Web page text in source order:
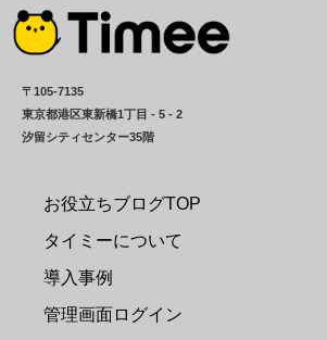
〒105-7135
東京都港区東新橋1丁目 - 5 - 2
汐留シティセンター35階
お役立ちブログTOP
タイミーについて
導入事例
管理画面ログイン